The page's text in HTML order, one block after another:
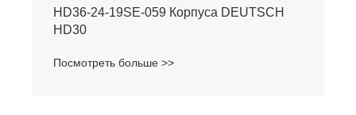
HD36-24-19SE-059 Корпуса DEUTSCH
HD30
Посмотреть больше >>